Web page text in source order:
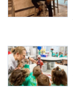
otworzy się w